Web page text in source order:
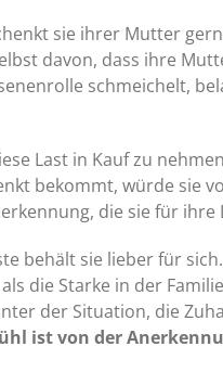
sie ihrer Mutter
davon, dass ihre
schmeichelt,
Last in Kauf zu
bekommt, würde sie
die sie für
behält sie lieber für
die Starke in der
der Situation, die
ist von der